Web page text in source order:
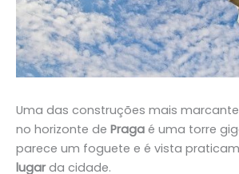
Uma das construções mais
no horizonte de Praga é uma torre
parece um foguete e é vista
lugarda cidade.